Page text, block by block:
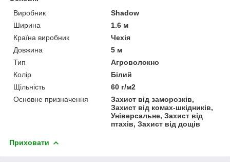
Виробник
Shadow
Ширина
1.6 м
Країна виробник
Чехія
Довжина
5 м
Тип
Агроволокно
Колір
Білий
Щільність
60 г/м2
Основне призначення
Захист від заморозків,
Захист від комах-шкідників,
Універсальне, Захист від
птахів, Захист від дощів
Приховати